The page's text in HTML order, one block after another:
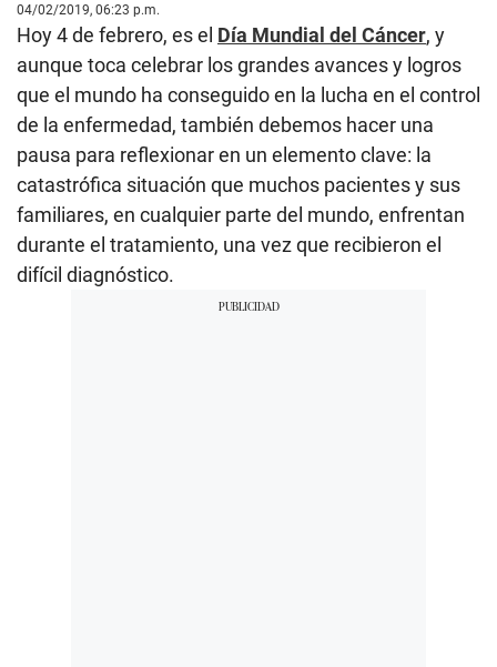
04/02/2019, 06:23 p.m.
Hoy 4 de febrero, es el Día Mundial del Cáncer, y
aunque toca celebrar los grandes avances y logros
que el mundo ha conseguido en la lucha en el control
de la enfermedad, también debemos hacer una
pausa para reflexionar en un elemento clave: la
catastrófica situación que muchos pacientes y sus
familiares, en cualquier parte del mundo, enfrentan
durante el tratamiento, una vez que recibieron el
difícil diagnóstico.